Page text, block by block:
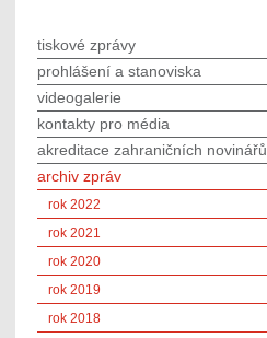
tiskové zprávy
prohlášení a stanoviska
videogalerie
kontakty pro média
akreditace zahraničních novinářů
archiv zpráv
rok 2022
rok 2021
rok 2020
rok 2019
rok 2018